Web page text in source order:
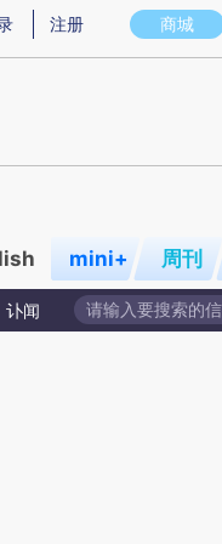
图存在偏差。不代表财新观
商城
注册
mini+ 周刊
讣闻